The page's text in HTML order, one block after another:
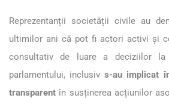
Reprezentanții societății civile au
ultimilor ani că pot fi actori activi și
consultativ de luare a deciziilor la
parlamentului, inclusivs-au implicat
transparent în susținerea acțiunilor